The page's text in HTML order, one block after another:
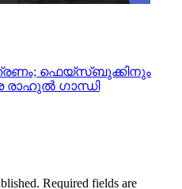
ഫെയ്‌സ്ബുക്കിനും
രാഹുല്‍ ഗാന്ധി
Required fields are